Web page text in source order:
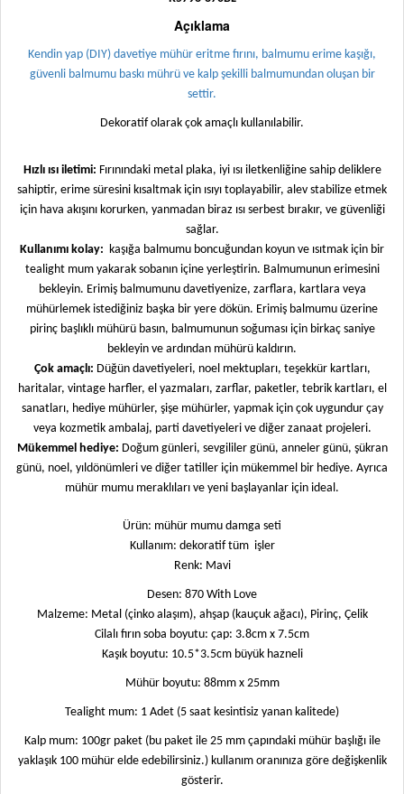
Açıklama
Kendin yap (DIY) davetiye mühür eritme fırını, balmumu erime kaşığı,
güvenli balmumu baskı mührü ve kalp şekilli balmumundan oluşan bir
settir.
Dekoratif olarak çok amaçlı kullanılabilir.
Hızlı ısı iletimi: Fırınındaki metal plaka, iyi ısı iletkenliğine sahip deliklere
sahiptir, erime süresini kısaltmak için ısıyı toplayabilir, alev stabilize etmek
için hava akışını korurken, yanmadan biraz ısı serbest bırakır, ve güvenliği
sağlar.
Kullanımı kolay: kaşığa balmumu boncuğundan koyun ve ısıtmak için bir
tealight mum yakarak sobanın içine yerleştirin. Balmumunun erimesini
bekleyin. Erimiş balmumunu davetiyenize, zarflara, kartlara veya
mühürlemek istediğiniz başka bir yere dökün. Erimiş balmumu üzerine
pirinç başlıklı mühürü basın, balmumunun soğuması için birkaç saniye
bekleyin ve ardından mühürü kaldırın.
Çok amaçlı: Düğün davetiyeleri, noel mektupları, teşekkür kartları,
haritalar, vintage harfler, el yazmaları, zarflar, paketler, tebrik kartları, el
sanatları, hediye mühürler, şişe mühürler, yapmak için çok uygundur çay
veya kozmetik ambalaj, parti davetiyeleri ve diğer zanaat projeleri.
Mükemmel hediye: Doğum günleri, sevgililer günü, anneler günü, şükran
günü, noel, yıldönümleri ve diğer tatiller için mükemmel bir hediye. Ayrıca
mühür mumu meraklıları ve yeni başlayanlar için ideal.
Ürün: mühür mumu damga seti
Kullanım: dekoratif tüm işler
Renk: Mavi
Desen: 870 With Love
Malzeme: Metal (çinko alaşım), ahşap (kauçuk ağacı), Pirinç, Çelik
Cilalı fırın soba boyutu: çap: 3.8cm x 7.5cm
Kaşık boyutu: 10.5*3.5cm büyük hazneli
Mühür boyutu: 88mm x 25mm
Tealight mum: 1 Adet (5 saat kesintisiz yanan kalitede)
Kalp mum: 100gr paket (bu paket ile 25 mm çapındaki mühür başlığı ile
yaklaşık 100 mühür elde edebilirsiniz.) kullanım oranınıza göre değişkenlik
gösterir.